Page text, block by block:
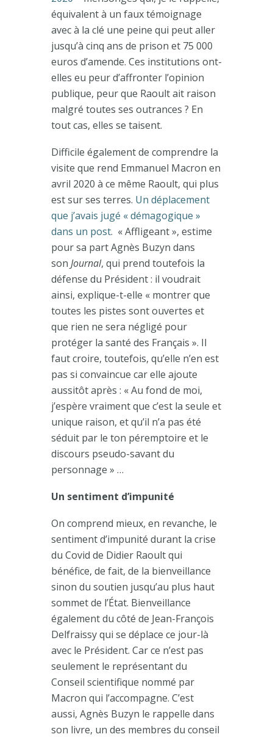
équivalent à un faux témoignage
avec à la clé une peine qui peut aller
jusqu’à cinq ans de prison et 75 000
euros d’amende. Ces institutions ont-
elles eu peur d’affronter l’opinion
publique, peur que Raoult ait raison
malgré toutes ses outrances ? En
tout cas, elles se taisent.
Difficile également de comprendre la
visite que rend Emmanuel Macron en
avril 2020 à ce même Raoult, qui plus
est sur ses terres. Un déplacement
que j’avais jugé « démagogique »
dans un post. « Affligeant », estime
pour sa part Agnès Buzyn dans
son Journal, qui prend toutefois la
défense du Président : il voudrait
ainsi, explique-t-elle « montrer que
toutes les pistes sont ouvertes et
que rien ne sera négligé pour
protéger la santé des Français ». Il
faut croire, toutefois, qu’elle n’en est
pas si convaincue car elle ajoute
aussitôt après : « Au fond de moi,
j’espère vraiment que c’est la seule et
unique raison, et qu’il n’a pas été
séduit par le ton péremptoire et le
discours pseudo-savant du
personnage » …
Un sentiment d’impunité
On comprend mieux, en revanche, le
sentiment d’impunité durant la crise
du Covid de Didier Raoult qui
bénéfice, de fait, de la bienveillance
sinon du soutien jusqu’au plus haut
sommet de l’État. Bienveillance
également du côté de Jean-François
Delfraissy qui se déplace ce jour-là
avec le Président. Car ce n’est pas
seulement le représentant du
Conseil scientifique nommé par
Macron qui l’accompagne. C’est
aussi, Agnès Buzyn le rappelle dans
son livre, un des membres du conseil